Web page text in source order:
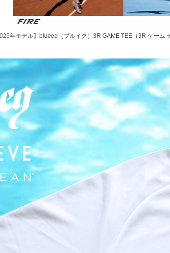
年モデル】blueeq（ブルイク）3R GAME TEE（3R ゲー